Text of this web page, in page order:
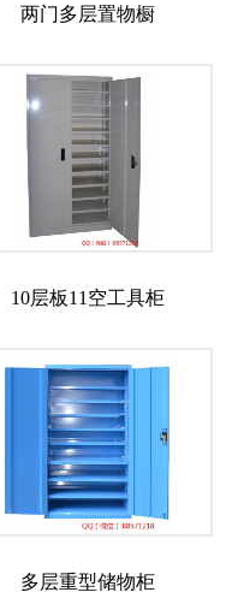
两门多层置物橱
10层板11空工具柜
多层重型储物柜